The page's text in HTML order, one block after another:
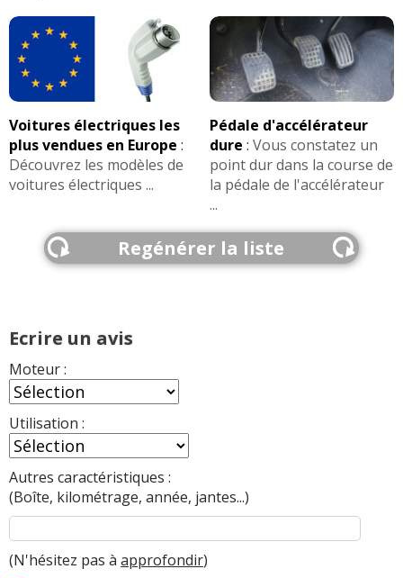
Voitures électriques les
plus vendues en Europe :
Découvrez les modèles de
voitures électriques ...
Pédale d'accélérateur
dure : Vous constatez un
point dur dans la course de
la pédale de l'accélérateur
...
Regénérer la liste
Ecrire un avis
Moteur :
Utilisation :
Autres caractéristiques :
(Boîte, kilométrage, année, jantes...)
(N'hésitez pas à approfondir)